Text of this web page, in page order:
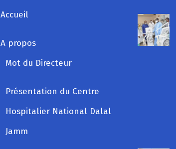
Accueil
A propos
Mot du Directeur
Présentation du Centre
Hospitalier National Dalal
Jamm